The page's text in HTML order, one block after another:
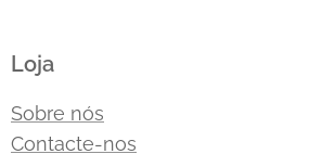
Loja
Sobre nós
Contacte-nos